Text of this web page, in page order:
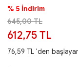
% 5 İndirim
645,00 TL
612,75 TL
76,59 TL 'den